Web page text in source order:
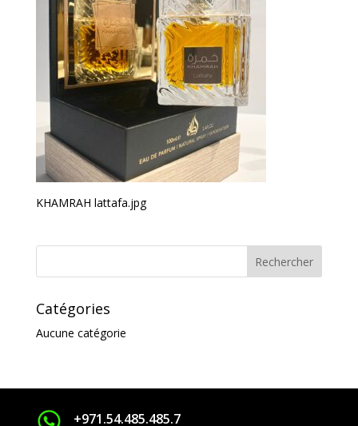
KHAMRAH lattafa.jpg
Catégories
Aucune catégorie
+971.54.485.485.7